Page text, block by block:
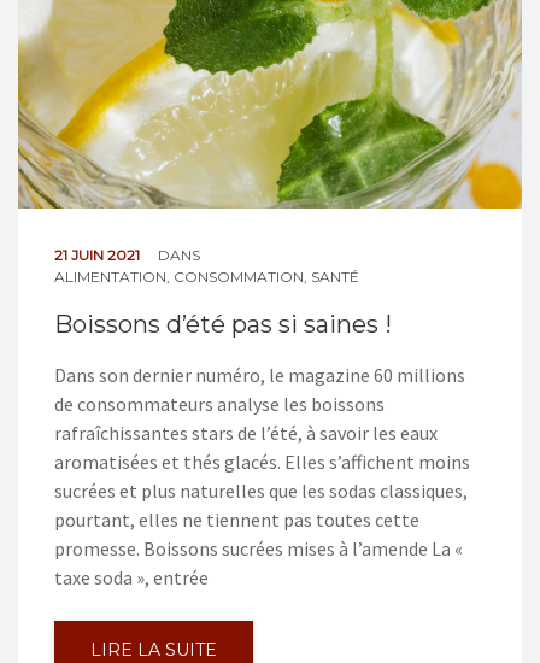
21 JUIN 2021
DANS
ALIMENTATION, CONSOMMATION, SANTÉ
Boissons d’été pas si saines !
Dans son dernier numéro, le magazine 60 millions
de consommateurs analyse les boissons
rafraîchissantes stars de l’été, à savoir les eaux
aromatisées et thés glacés. Elles s’affichent moins
sucrées et plus naturelles que les sodas classiques,
pourtant, elles ne tiennent pas toutes cette
promesse. Boissons sucrées mises à l’amende La «
taxe soda », entrée
LIRE LA SUITE